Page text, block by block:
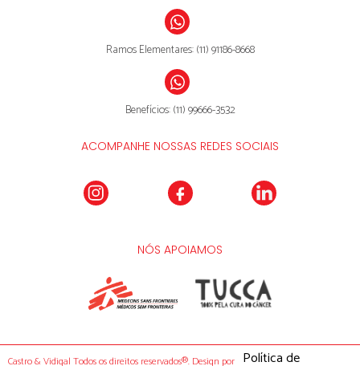
Ramos Elementares: (11) 91186-8668
Benefícios: (11) 99666-3532
ACOMPANHE NOSSAS REDES SOCIAIS
NÓS APOIAMOS
Castro & Vidigal Todos os direitos reservados®. Design por Política de